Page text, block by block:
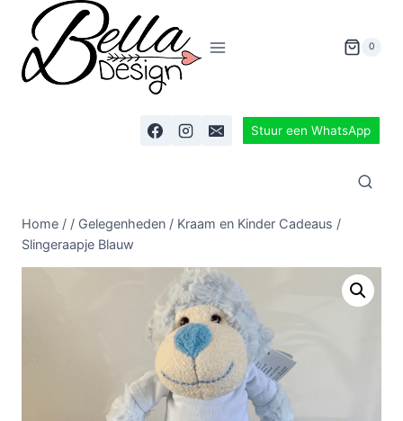
0
Stuur een WhatsApp
Home / / Gelegenheden / Kraam en Kinder Cadeaus /
Slingeraapje Blauw